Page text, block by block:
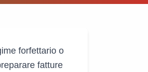
forfettario o
fatture